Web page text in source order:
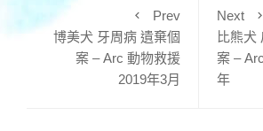
Prev
博美犬 牙周病 遺棄個
案 – Arc 動物救援
2019年3月
Next
比熊犬
案 –
年